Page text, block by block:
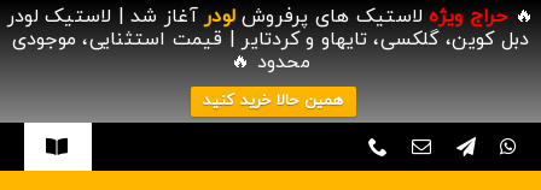
🔥حراج ویژه لاستیک های پرفروش لودر آغاز شد | لاستیک لودر
دبل کوین، گلکسی، تایهاو و کردتایر | قیمت استثنایی، موجودی
محدود 🔥
همین حالا خرید کنید
کردن
Toggle